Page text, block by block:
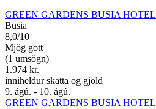
GREEN GARDENS BUSIA HOTEL
Busia
8,0/10
Mjög gott
(1 umsögn)
1.974 kr.
inniheldur skatta og gjöld
9. ágú. - 10. ágú.
GREEN GARDENS BUSIA HOTEL